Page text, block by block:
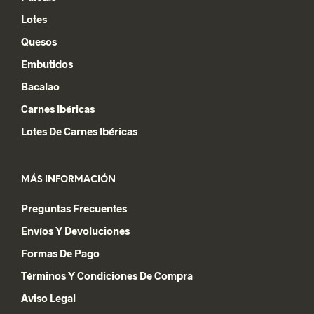
Lotes
Quesos
Embutidos
Bacalao
Carnes Ibéricas
Lotes De Carnes Ibéricas
MÁS INFORMACIÓN
Preguntas Frecuentes
Envíos Y Devoluciones
Formas De Pago
Términos Y Condiciones De Compra
Aviso Legal